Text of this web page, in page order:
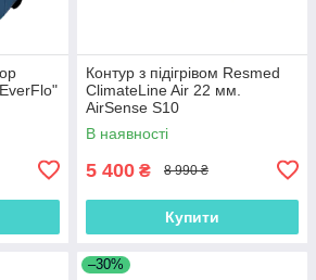
Контур з підігрівом Resmed
ClimateLine Air 22 мм.
AirSense S10
В наявності
5 400 ₴ 8 990 ₴
Купити
–30%